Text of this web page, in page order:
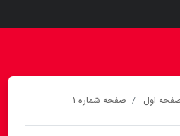
اول صفحه شماره ۱